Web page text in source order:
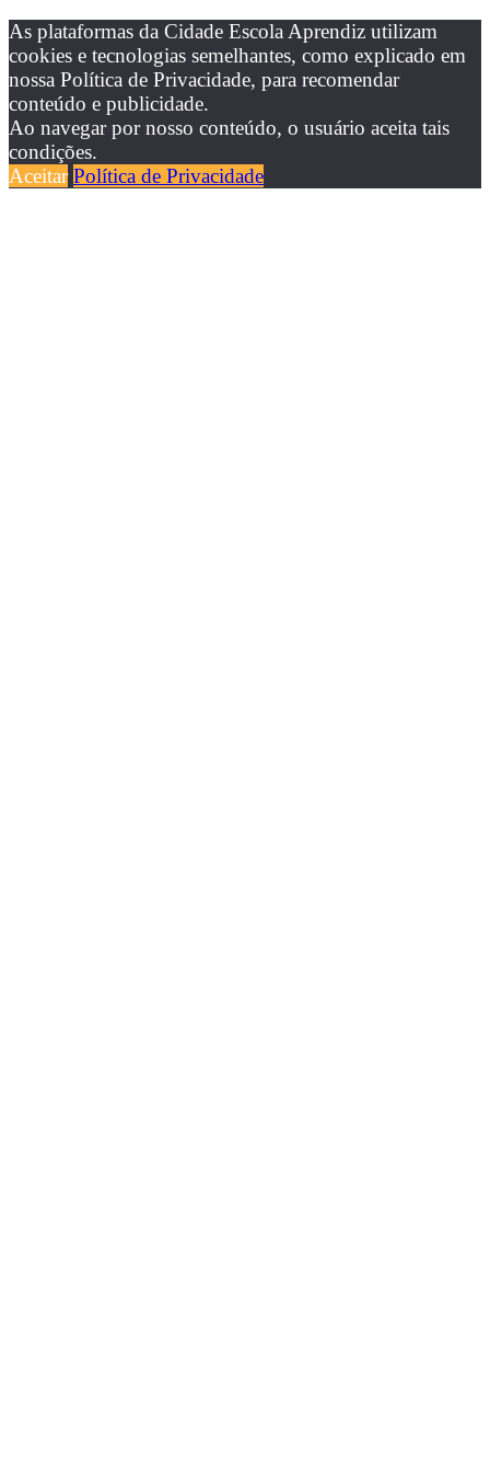
As plataformas da Cidade Escola Aprendiz utilizam
cookies e tecnologias semelhantes, como explicado em
nossa Política de Privacidade, para recomendar
conteúdo e publicidade.
Ao navegar por nosso conteúdo, o usuário aceita tais
condições.
Aceitar Política de Privacidade